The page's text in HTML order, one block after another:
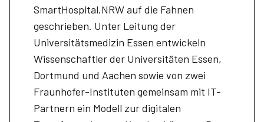
SmartHospital.NRW auf die Fahnen
geschrieben. Unter Leitung der
Universitätsmedizin Essen entwickeln
Wissenschaftler der Universitäten Essen,
Dortmund und Aachen sowie von zwei
Fraunhofer-Instituten gemeinsam mit IT-
Partnern ein Modell zur digitalen